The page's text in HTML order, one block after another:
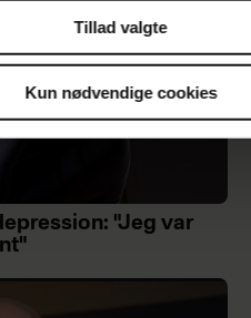
Tillad valgte
Kun nødvendige cookies
"Jeg var